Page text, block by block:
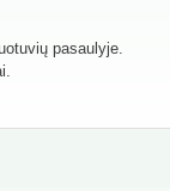
pasaulyje.